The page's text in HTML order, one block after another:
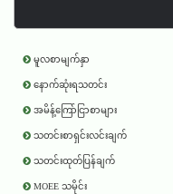
မူလစာမျက်နှာ
နောက်ဆုံးရသတင်း
အမိန့်ကြော်ငြာစာများ
သတင်းစာရှင်းလင်းချက်
သတင်းထုတ်ပြန်ချက်
MOEE သမိုင်း